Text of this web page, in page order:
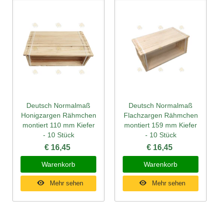
Deutsch Normalmaß
Honigzargen Rähmchen
montiert 110 mm Kiefer
- 10 Stück
€ 16,45
Warenkorb
Mehr sehen
Deutsch Normalmaß
Flachzargen Rähmchen
montiert 159 mm Kiefer
- 10 Stück
€ 16,45
Warenkorb
Mehr sehen